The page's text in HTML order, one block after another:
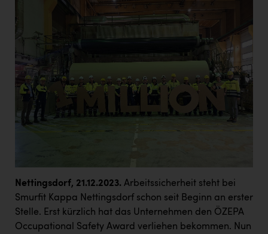
Nettingsdorf, 21.12.2023. Arbeitssicherheit steht bei
Smurfit Kappa Nettingsdorf schon seit Beginn an erster
Stelle. Erst kürzlich hat das Unternehmen den ÖZEPA
Occupational Safety Award verliehen bekommen. Nun